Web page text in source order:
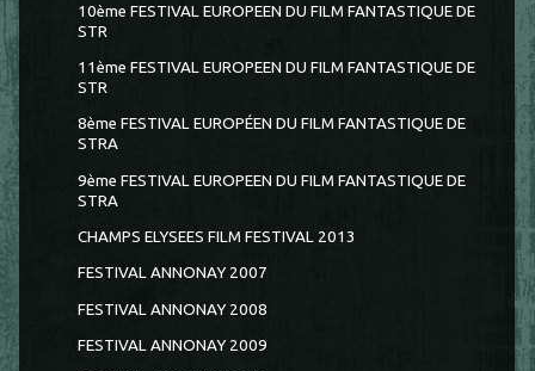
10ème FESTIVAL EUROPEEN DU FILM FANTASTIQUE DE
STR
11ème FESTIVAL EUROPEEN DU FILM FANTASTIQUE DE
STR
8ème FESTIVAL EUROPÉEN DU FILM FANTASTIQUE DE
STRA
9ème FESTIVAL EUROPEEN DU FILM FANTASTIQUE DE
STRA
CHAMPS ELYSEES FILM FESTIVAL 2013
FESTIVAL ANNONAY 2007
FESTIVAL ANNONAY 2008
FESTIVAL ANNONAY 2009